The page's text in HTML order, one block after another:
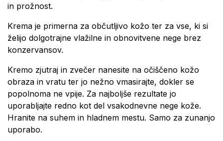
in prožnost.
Krema je primerna za občutljivo kožo ter za vse, ki si
želijo dolgotrajne vlažilne in obnovitvene nege brez
konzervansov.
Kremo zjutraj in zvečer nanesite na očiščeno kožo
obraza in vratu ter jo nežno vmasirajte, dokler se
popolnoma ne vpije. Za najboljše rezultate jo
uporabljajte redno kot del vsakodnevne nege kože.
Hranite na suhem in hladnem mestu. Samo za zunanjo
uporabo.